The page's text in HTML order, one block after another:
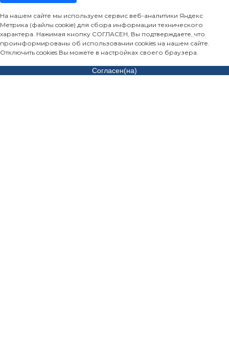
На нашем сайте мы используем сервис веб-аналитики Яндекс
Метрика (файлы cookie) для сбора информации технического
характера. Нажимая кнопку СОГЛАСЕН, Вы подтверждаете, что
проинформированы об использовании cookies на нашем сайте.
Отключить cookies Вы можете в настройках своего браузера.
Согласен(на)